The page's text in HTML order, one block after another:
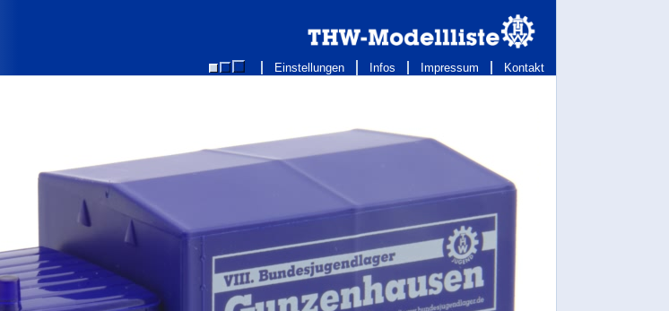
Einstellungen Infos Impressum
Kontakt